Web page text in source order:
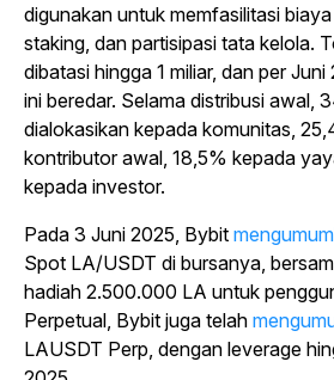
digunakan untuk memfasilitasi
staking, dan partisipasi tata kelola.
dibatasi hingga 1 miliar, dan per
ini beredar. Selama distribusi awal,
dialokasikan kepada komunitas,
kontributor awal, 18,5% kepada
kepada investor.
Pada 3 Juni 2025, Bybit
Spot LA/USDT di bursanya,
hadiah 2.500.000 LA untuk
Perpetual, Bybit juga telah
LAUSDT Perp, dengan leverage